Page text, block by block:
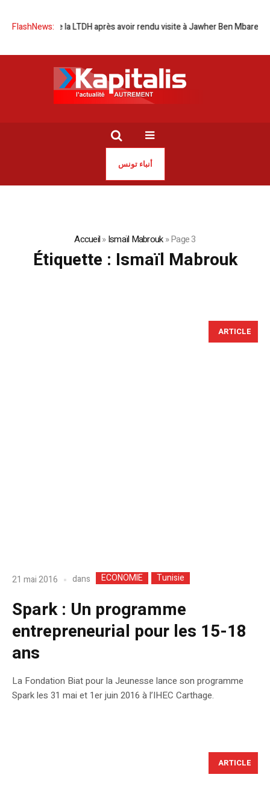
FlashNews:de la LTDH après avoir rendu visite à Jawher Ben Mbarek
أنباء تونس
Accueil»Ismaïl Mabrouk»Page 3
Étiquette : Ismaïl Mabrouk
ARTICLE
21 mai 2016 dans ECONOMIE Tunisie
Spark : Un programme
entrepreneurial pour les 15-18
ans
La Fondation Biat pour la Jeunesse lance son programme
Spark les 31 mai et 1er juin 2016 à l’IHEC Carthage.
ARTICLE